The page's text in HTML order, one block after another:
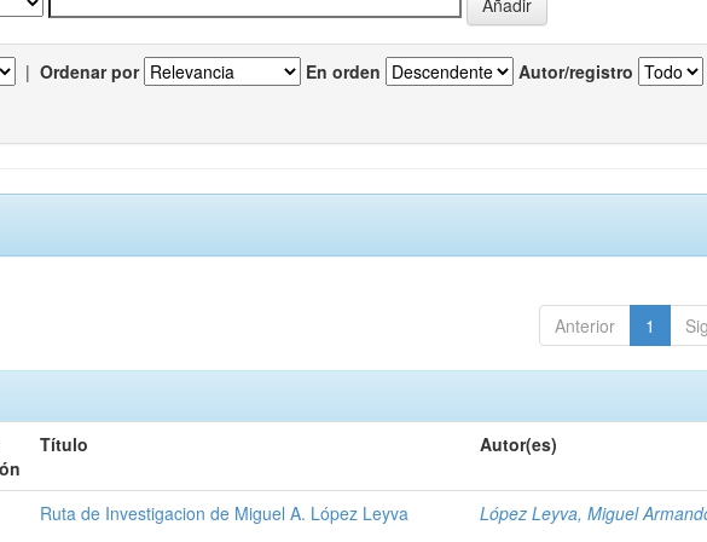
| Ordenar por En orden Autor/registro
Anterior 1
Título Autor(es)
Ruta de Investigacion de Miguel A. López Leyva López Leyva, Miguel